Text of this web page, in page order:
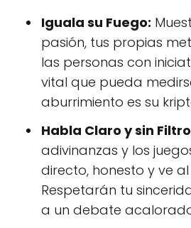
Iguala su Fuego:
pasión, tus propias
las personas con
vital que pueda
aburrimiento es su
Habla Claro y sin
adivinanzas y los
directo, honesto y ve
Respetarán tu
a un debate